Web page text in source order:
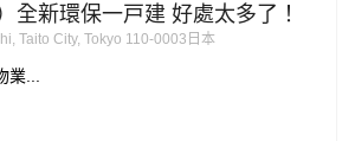
全新環保一戸建 好處太多了！
Taito City, Tokyo 110-0003日本
...